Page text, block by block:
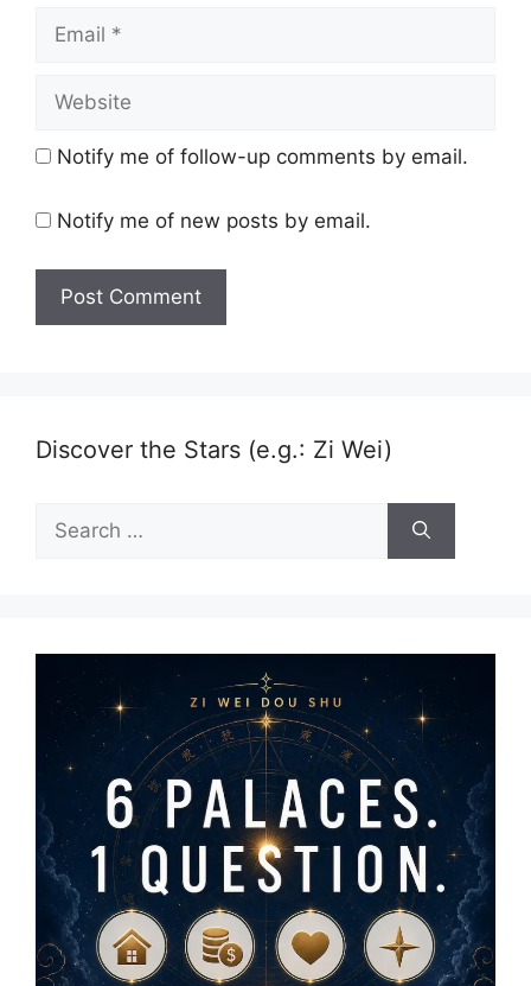
Email
Website
Notify me of follow-up comments by email.
Notify me of new posts by email.
Discover the Stars (e.g.: Zi Wei)
Search
for: